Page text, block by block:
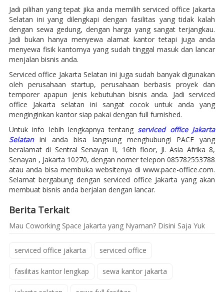
Jadi pilihan yang tepat jika anda memilih serviced office Jakarta
Selatan ini yang dilengkapi dengan fasilitas yang tidak kalah
dengan sewa gedung, dengan harga yang sangat terjangkau.
Jadi bukan hanya menyewa alamat kantor tetapi juga anda
menyewa fisik kantornya yang sudah tinggal masuk dan lancar
menjalan bisnis anda.
Serviced office Jakarta Selatan ini juga sudah banyak digunakan
oleh perusahaan startup, perusahaan berbasis proyek dan
temporer apapun jenis kebutuhan bisnis anda. Jadi serviced
office Jakarta selatan ini sangat cocok untuk anda yang
menginginkan kantor siap pakai dengan full furnished.
Untuk info lebih lengkapnya tentangserviced office Jakarta
Selatanini anda bisa langsung menghubungi PACE yang
beralamat di Sentral Senayan II, 16th floor, Jl. Asia Afrika 8,
Senayan , Jakarta 10270, dengan nomer telepon 085782553788
atau anda bisa membuka websitenya di www.pace-office.com.
Selamat bergabung dengan serviced office Jakarta yang akan
membuat bisnis anda berjalan dengan lancar.
Berita Terkait
Mau Coworking Space Jakarta yang Nyaman? Disini Saja Yuk
serviced office jakarta serviced office
fasilitas kantor lengkap sewa kantor jakarta